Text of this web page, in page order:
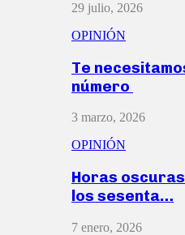
29 julio, 2026
OPINIÓN
Te
número
3 marzo, 2026
OPINIÓN
Horas
los sesenta…
7 enero, 2026